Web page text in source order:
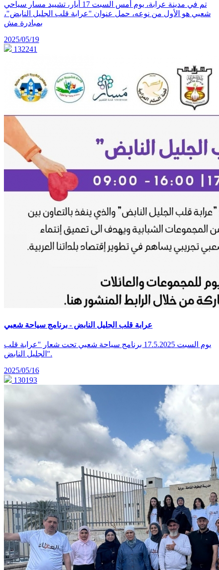
تم في مدينة عرابة، يوم أمس السبت 17 أيار، تشييد مسار سياحي
شعبي هو الأول من نوعه، حمل عنوان "عرابة قلب الجليل النابض"،
بمبادرة مش
2025/05/19
132241
عرابة قلب الجليل النابض - برنامج سياحة شعبي
يوم السبت 17.5.2025 برنامج سياحة شعبي تحت شعار "عرابة قلب
الجليل النابض".
2025/05/16
130193